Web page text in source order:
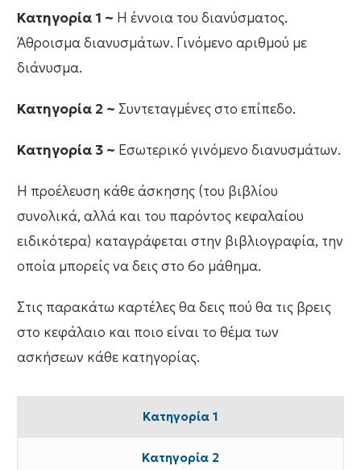
Κατηγορία 1 ~ Η έννοια του διανύσματος.
Άθροισμα διανυσμάτων. Γινόμενο αριθμού με
διάνυσμα.
Κατηγορία 2 ~ Συντεταγμένες στο επίπεδο.
Κατηγορία 3 ~ Εσωτερικό γινόμενο διανυσμάτων.
Η προέλευση κάθε άσκησης (του βιβλίου
συνολικά, αλλά και του παρόντος κεφαλαίου
ειδικότερα) καταγράφεται στην βιβλιογραφία, την
οποία μπορείς να δεις στο 6ο μάθημα.
Στις παρακάτω καρτέλες θα δεις πού θα τις βρεις
στο κεφάλαιο και ποιο είναι το θέμα των
ασκήσεων κάθε κατηγορίας.
Κατηγορία 1
Κατηγορία 2